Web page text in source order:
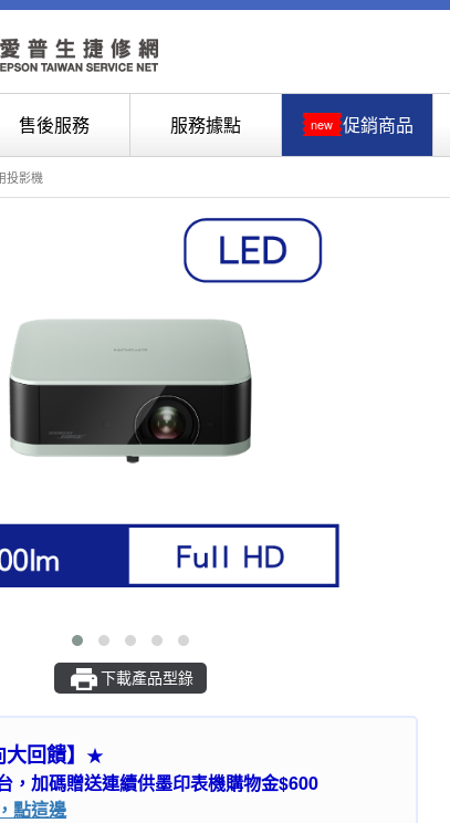
售後服務 服務據點 new 促銷商品
投影機
下載產品型錄
回饋】 ★
，加碼贈送連續供墨印表機購物金$600
點這邊